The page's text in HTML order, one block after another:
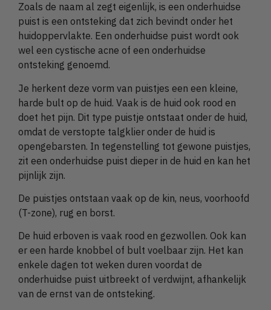
Zoals de naam al zegt eigenlijk, is een onderhuidse
puist is een ontsteking dat zich bevindt onder het
huidoppervlakte. Een onderhuidse puist wordt ook
wel een cystische acne of een onderhuidse
ontsteking genoemd.
Je herkent deze vorm van puistjes een een kleine,
harde bult op de huid. Vaak is de huid ook rood en
doet het pijn. Dit type puistje ontstaat onder de huid,
omdat de verstopte talgklier onder de huid is
opengebarsten. In tegenstelling tot gewone puistjes,
zit een onderhuidse puist dieper in de huid en kan het
pijnlijk zijn.
De puistjes ontstaan vaak op de kin, neus, voorhoofd
(T-zone), rug en borst.
De huid erboven is vaak rood en gezwollen. Ook kan
er een harde knobbel of bult voelbaar zijn. Het kan
enkele dagen tot weken duren voordat de
onderhuidse puist uitbreekt of verdwijnt, afhankelijk
van de ernst van de ontsteking.